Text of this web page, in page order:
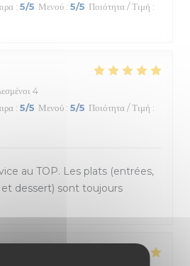
: 5/5 Μενού : 5/5 Ποιότητα / Τιμή :
4
: 5/5 Μενού : 5/5 Ποιότητα / Τιμή :
au TOP. Les plats (entrées,
dessert) sont toujours